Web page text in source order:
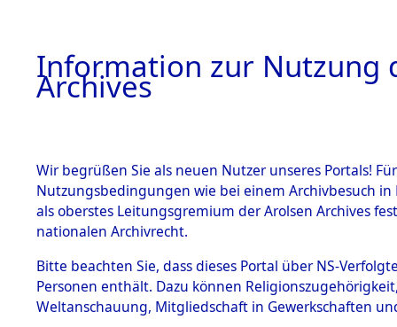
BESTÄNDE
1.
Inhaftierungsdoku
mente
1.2.9 Beim ITS
0003
Information zur Nutzung
Archives
Wir begrüßen Sie als neuen Nutzer unseres Portals!
Nutzungsbedingungen wie bei einem Archivbesuch
als oberstes Leitungsgremium der Arolsen Archives
nationalen Archivrecht.
Bitte beachten Sie, dass dieses Portal über NS-
Personen enthält. Dazu können
Weltanschauung, Mitgliedschaft in Gewerkschaften